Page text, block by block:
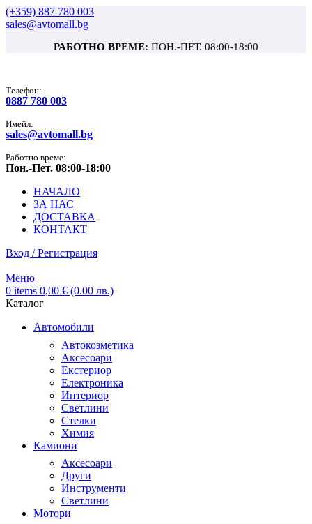
(+359) 887 780 003
sales@avtomall.bg
РАБОТНО ВРЕМЕ: ПОН.-ПЕТ. 08:00-18:00
Tелефон:
0887 780 003
Имейл:
sales@avtomall.bg
Работно време:
Пон.-Пет. 08:00-18:00
НАЧАЛО
ЗА НАС
ДОСТАВКА
КОНТАКТ
Вход / Регистрация
Меню
0 items 0,00 € (0.00 лв.)
Каталог
Автомобили
Автокозметика
Аксесоари
Екстериор
Електроника
Интериор
Светлини
Стелки
Химия
Камиони
Аксесоари
Други
Инструменти
Светлини
Мотори